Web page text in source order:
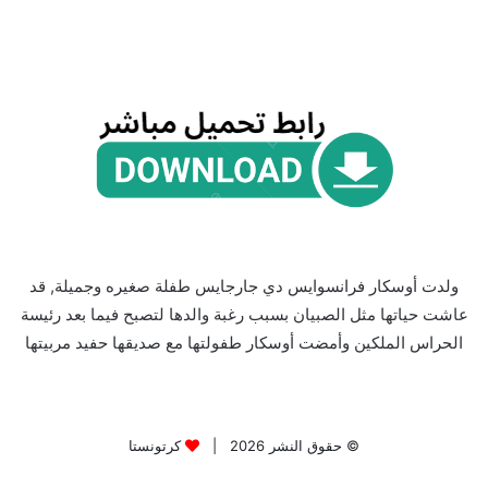
ولدت أوسكار فرانسوايس دي جارجايس طفلة صغيره وجميلة, قد
عاشت حياتها مثل الصبيان بسبب رغبة والدها لتصبح فيما بعد رئيسة
الحراس الملكين وأمضت أوسكار طفولتها مع صديقها حفيد مربيتها
© حقوق النشر 2026 | كرتونستا